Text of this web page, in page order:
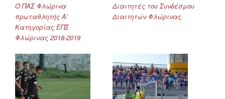
Ο ΠΑΣ Φλώρινα
πρωταθλητής Α’
Κατηγορίας ΕΠΣ
Φλώρινας 2018-2019
Διαιτητές του Συνδέσμου
Διαιτητών Φλώρινας